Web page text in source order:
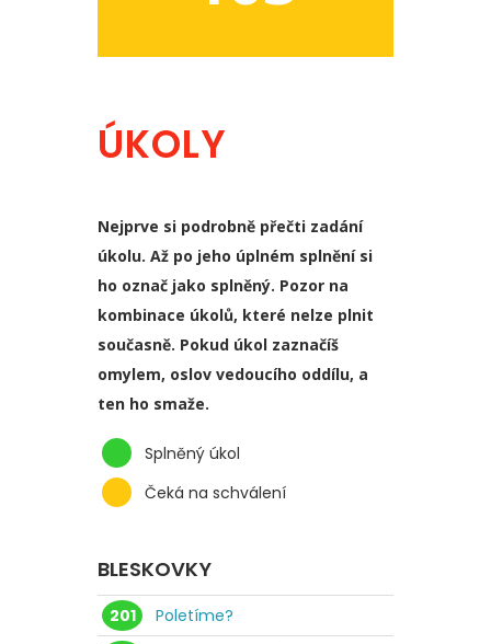
ÚKOLY
Nejprve si podrobně přečti zadání
úkolu. Až po jeho úplném splnění si
ho označ jako splněný. Pozor na
kombinace úkolů, které nelze plnit
současně. Pokud úkol zaznačíš
omylem, oslov vedoucího oddílu, a
ten ho smaže.
Splněný úkol
Čeká na schválení
BLESKOVKY
201
Poletíme?